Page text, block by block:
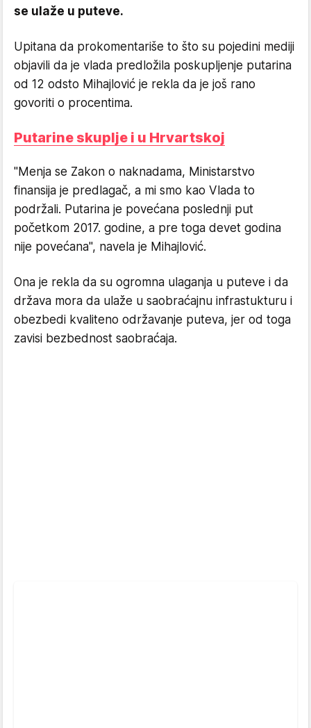
se ulaže u puteve.
Upitana da prokomentariše to što su pojedini mediji
objavili da je vlada predložila poskupljenje putarina
od 12 odsto Mihajlović je rekla da je još rano
govoriti o procentima.
Putarine skuplje i u Hrvartskoj
"Menja se Zakon o naknadama, Ministarstvo
finansija je predlagač, a mi smo kao Vlada to
podržali. Putarina je povećana poslednji put
početkom 2017. godine, a pre toga devet godina
nije povećana", navela je Mihajlović.
Ona je rekla da su ogromna ulaganja u puteve i da
država mora da ulaže u saobraćajnu infrastukturu i
obezbedi kvaliteno održavanje puteva, jer od toga
zavisi bezbednost saobraćaja.